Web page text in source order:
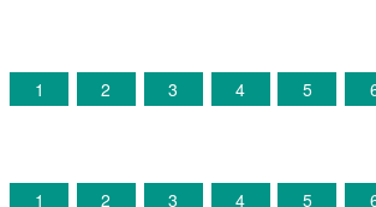
1 2 3 4 5
1 2 3 4 5